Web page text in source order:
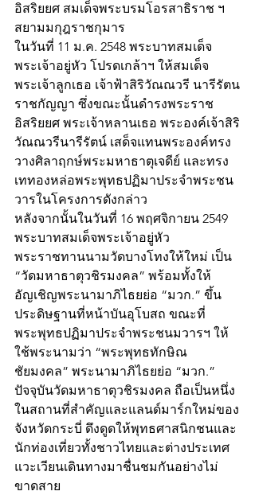
อิสริยยศ สมเด็จพระบรมโอรสาธิราช ฯ
สยามมกุฎราชกุมาร
ในวันที่ 11 ม.ค. 2548 พระบาทสมเด็จ
พระเจ้าอยู่หัว โปรดเกล้าฯ ให้สมเด็จ
พระเจ้าลูกเธอ เจ้าฟ้าสิริวัณณวรี นารีรัตน
ราชกัญญา ซึ่งขณะนั้นดำรงพระราช
อิสริยยศ พระเจ้าหลานเธอ พระองค์เจ้าสิริ
วัณณวรีนารีรัตน์ เสด็จแทนพระองค์ทรง
วางศิลาฤกษ์พระมหาธาตุเจดีย์ และทรง
เททองหล่อพระพุทธปฏิมาประจำพระชน
วารในโครงการดังกล่าว
หลังจากนั้นในวันที่ 16 พฤศจิกายน 2549
พระบาทสมเด็จพระเจ้าอยู่หัว
พระราชทานนามวัดบางโทงให้ใหม่ เป็น
“วัดมหาธาตุวชิรมงคล” พร้อมทั้งให้
อัญเชิญพระนามาภิไธยย่อ “มวก.” ขึ้น
ประดิษฐานที่หน้าบันอุโบสถ ขณะที่
พระพุทธปฏิมาประจำพระชนมวารฯ ให้
ใช้พระนามว่า “พระพุทธทักษิณ
ชัยมงคล” พระนามาภิไธยย่อ “มวก.”
ปัจจุบันวัดมหาธาตุวชิรมงคล ถือเป็นหนึ่ง
ในสถานที่สำคัญและแลนด์มาร์กใหม่ของ
จังหวัดกระบี่ ดึงดูดให้พุทธศาสนิกชนและ
นักท่องเที่ยวทั้งชาวไทยและต่างประเทศ
แวะเวียนเดินทางมาชื่นชมกันอย่างไม่
ขาดสาย